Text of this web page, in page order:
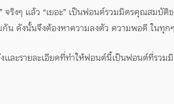
จริงๆ แล้ว “เยอะ” เป็นฟอนต์รวมมิตรคุณสมบั
กัน ดังนั้นจึงต้องหาความลงตัว ความพอดี ในทุก
และรายละเอียดที่ทำให้ฟอนต์นี้เป็นฟอนต์ที่รวม